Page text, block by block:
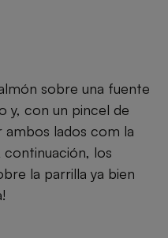
sobre una fuente
y, con un pincel de
lados com la
los
la parrilla ya bien